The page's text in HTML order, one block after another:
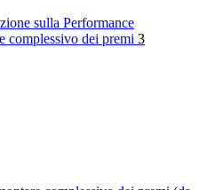
sulla Performance
complessivo dei premi 3